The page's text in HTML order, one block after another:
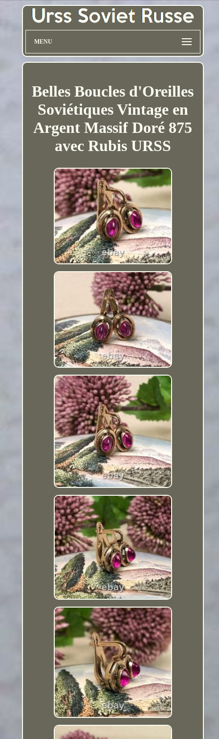
MENU
Belles Boucles d'Oreilles
Soviétiques Vintage en
Argent Massif Doré 875
avec Rubis URSS